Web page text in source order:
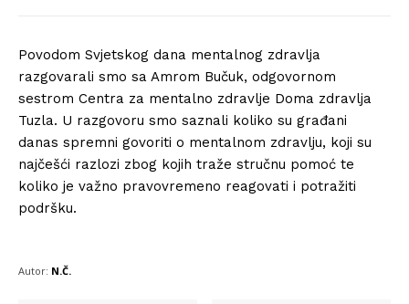
Povodom Svjetskog dana mentalnog zdravlja
razgovarali smo sa Amrom Bučuk, odgovornom
sestrom Centra za mentalno zdravlje Doma zdravlja
Tuzla. U razgovoru smo saznali koliko su građani
danas spremni govoriti o mentalnom zdravlju, koji su
najčešći razlozi zbog kojih traže stručnu pomoć te
koliko je važno pravovremeno reagovati i potražiti
podršku.
Autor: N.Č.